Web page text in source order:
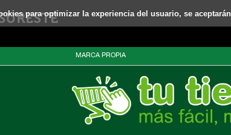
para optimizar la experiencia del usuario, se
MARCA PROPIA